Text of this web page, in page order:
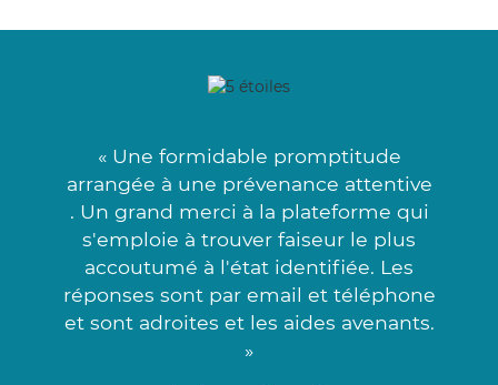
« Une formidable promptitude
arrangée à une prévenance attentive
. Un grand merci à la plateforme qui
s'emploie à trouver faiseur le plus
accoutumé à l'état identifiée. Les
réponses sont par email et téléphone
et sont adroites et les aides avenants.
»